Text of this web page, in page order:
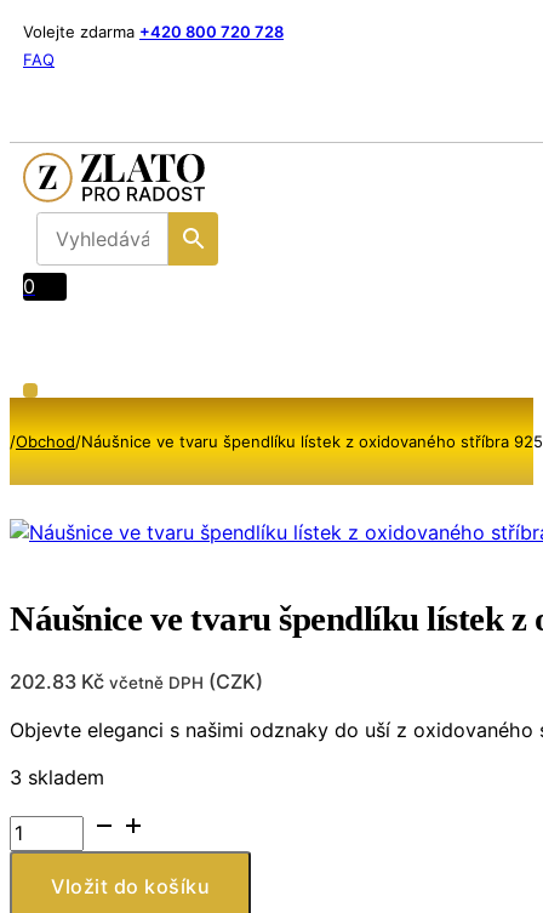
Volejte zdarma +420 800 720 728
FAQ
0
/Obchod/Náušnice ve tvaru špendlíku lístek z oxidovaného stříbra 925
Náušnice ve tvaru špendlíku lístek
202.83 Kč včetně DPH (CZK)
Objevte eleganci s našimi odznaky do uší z
3 skladem
Náušnice
ve
tvaruVložit do košíku